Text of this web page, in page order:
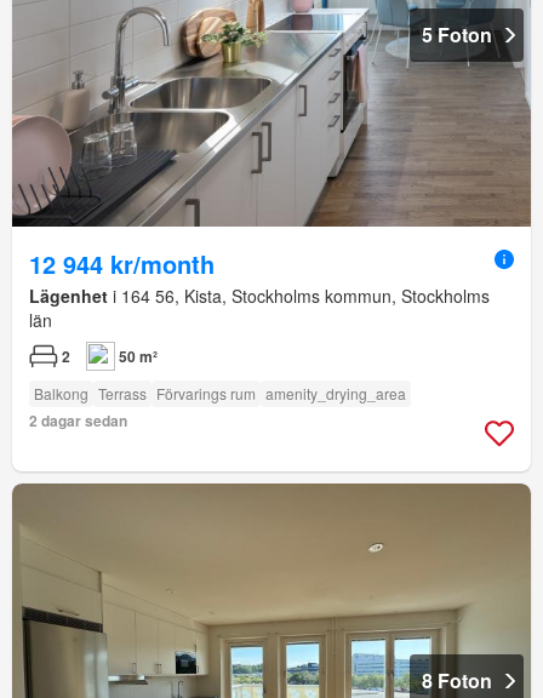
5 Foton
12 944 kr/month
Lägenhet i 164 56, Kista, Stockholms kommun, Stockholms
län
2 50 m²
Balkong Terrass Förvarings rum amenity_drying_area
2 dagar sedan
8 Foton